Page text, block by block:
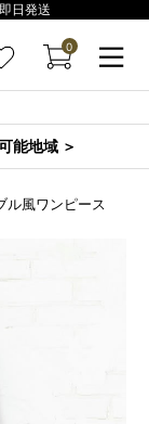
日発送
0
能地域 ＞
風ワンピース